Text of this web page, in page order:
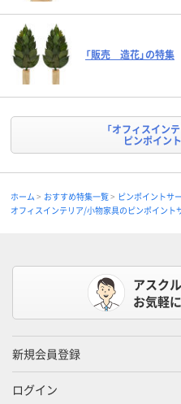
「販売 造花」の特集
「オフィスイン
ピンポイン
ホーム おすすめ特集一覧
ピンポイントサ
オフィスインテリア/小物家具のピンポイント
アスク
お気軽
新規会員登録
ログイン